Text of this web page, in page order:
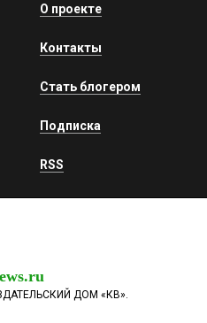
О проекте
Контакты
Стать блогером
Подписка
RSS
ДОМ «КВ».